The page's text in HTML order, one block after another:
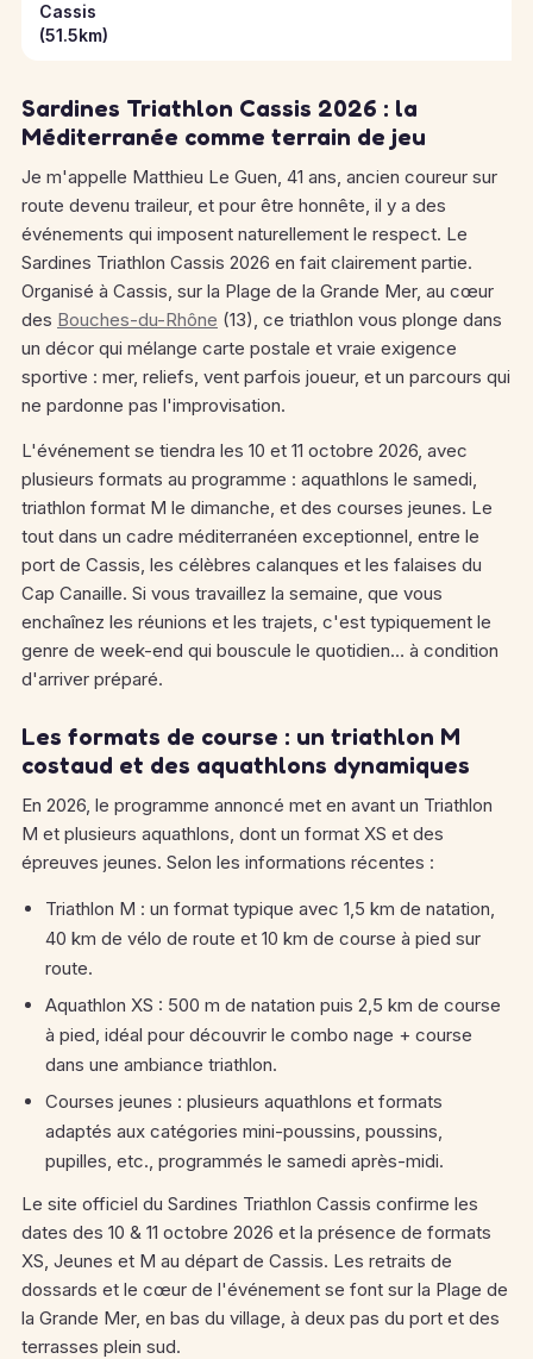
Cassis
(51.5km)
Sardines Triathlon Cassis 2026 : la
Méditerranée comme terrain de jeu
Je m'appelle Matthieu Le Guen, 41 ans, ancien coureur sur
route devenu traileur, et pour être honnête, il y a des
événements qui imposent naturellement le respect. Le
Sardines Triathlon Cassis 2026 en fait clairement partie.
Organisé à Cassis, sur la Plage de la Grande Mer, au cœur
des Bouches-du-Rhône (13), ce triathlon vous plonge dans
un décor qui mélange carte postale et vraie exigence
sportive : mer, reliefs, vent parfois joueur, et un parcours qui
ne pardonne pas l'improvisation.
L'événement se tiendra les 10 et 11 octobre 2026, avec
plusieurs formats au programme : aquathlons le samedi,
triathlon format M le dimanche, et des courses jeunes. Le
tout dans un cadre méditerranéen exceptionnel, entre le
port de Cassis, les célèbres calanques et les falaises du
Cap Canaille. Si vous travaillez la semaine, que vous
enchaînez les réunions et les trajets, c'est typiquement le
genre de week-end qui bouscule le quotidien… à condition
d'arriver préparé.
Les formats de course : un triathlon M
costaud et des aquathlons dynamiques
En 2026, le programme annoncé met en avant un Triathlon
M et plusieurs aquathlons, dont un format XS et des
épreuves jeunes. Selon les informations récentes :
Triathlon M : un format typique avec 1,5 km de natation,
40 km de vélo de route et 10 km de course à pied sur
route.
Aquathlon XS : 500 m de natation puis 2,5 km de course
à pied, idéal pour découvrir le combo nage + course
dans une ambiance triathlon.
Courses jeunes : plusieurs aquathlons et formats
adaptés aux catégories mini-poussins, poussins,
pupilles, etc., programmés le samedi après-midi.
Le site officiel du Sardines Triathlon Cassis confirme les
dates des 10 & 11 octobre 2026 et la présence de formats
XS, Jeunes et M au départ de Cassis. Les retraits de
dossards et le cœur de l'événement se font sur la Plage de
la Grande Mer, en bas du village, à deux pas du port et des
terrasses plein sud.